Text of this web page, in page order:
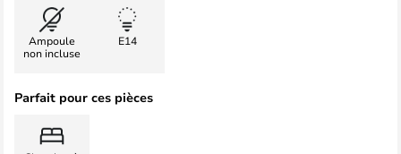
Ampoule
non incluse
E14
Parfait pour ces pièces